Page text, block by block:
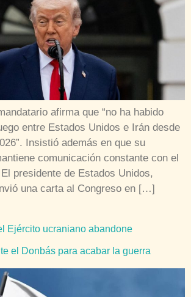
afirma que “no ha habido
entre Estados Unidos e Irán desde
Insistió además en que su
comunicación constante con el
de Estados Unidos,
una carta al Congreso en […]
Ejército ucraniano abandone
el Donbás para acabar la guerra